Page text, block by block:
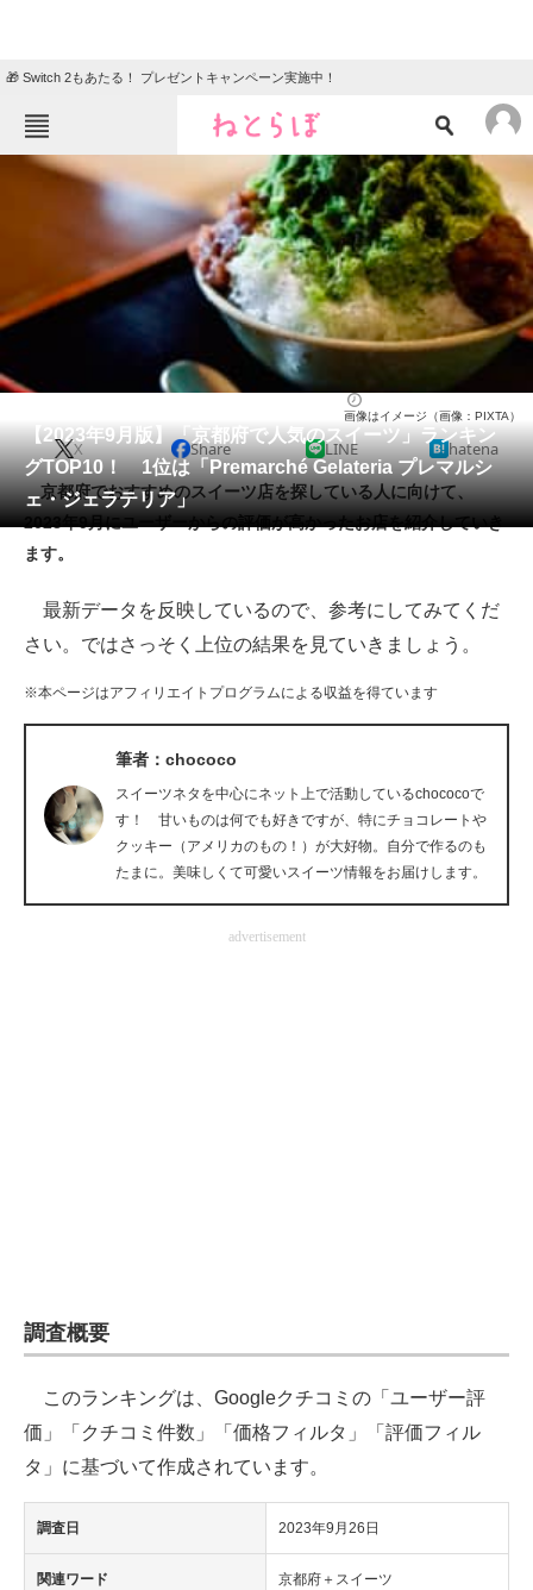
🎁 Switch 2もあたる！ プレゼントキャンペーン実施中！
ねとらぼメニュー
ニュース
クイズ
地域
教育・育児
動物 リサーチ
会員記事
メディア
注目記事を集めた総合ページ
スマホと通信の最新トレンド
進化するPCとデバイスの未来
ビジネスと働き方のヒント
AI活用のいまが分かる
経営リーダーのコミュニティ
電子設計の基本と応用
エネルギーの専門メディア
建設×テクノロジーの最前線
ちょっと気になるネットの話題
【2023年9月版】「京都府で人気のスイーツ」ランキン
グTOP10！ 1位は「Premarché Gelateria プレマルシ
ェ・ジェラテリア」
画像はイメージ（画像：PIXTA）
X Share LINE hatena
京都府でおすすめのスイーツ店を探している人に向けて、
2023年9月にユーザーからの評価が高かったお店を紹介していき
ます。
最新データを反映しているので、参考にしてみてくだ
さい。ではさっそく上位の結果を見ていきましょう。
※本ページはアフィリエイトプログラムによる収益を得ています
筆者：chococo
スイーツネタを中心にネット上で活動しているchococoで
す！ 甘いものは何でも好きですが、特にチョコレートや
クッキー（アメリカのもの！）が大好物。自分で作るのも
たまに。美味しくて可愛いスイーツ情報をお届けします。
advertisement
調査概要
このランキングは、Googleクチコミの「ユーザー評
価」「クチコミ件数」「価格フィルタ」「評価フィル
タ」に基づいて作成されています。
調査日 2023年9月26日
関連ワード 京都府＋スイーツ